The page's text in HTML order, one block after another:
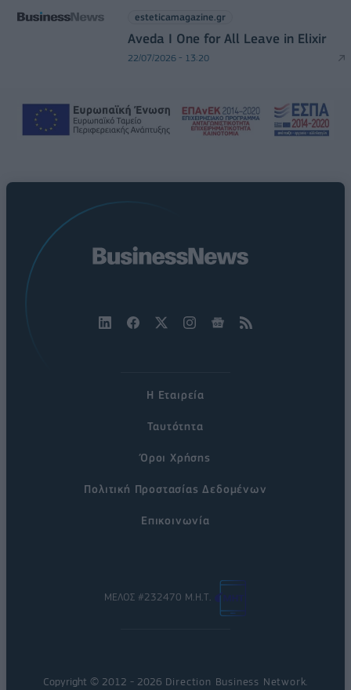
esteticamagazine.gr
Aveda I One for All Leave in Elixir
22/07/2026 - 13:20
Η Εταιρεία
Ταυτότητα
Όροι Χρήσης
Πολιτική Προστασίας Δεδομένων
Επικοινωνία
ΜΕΛΟΣ #232470 Μ.Η.Τ.
Copyright © 2012 - 2026 Direction Business Network